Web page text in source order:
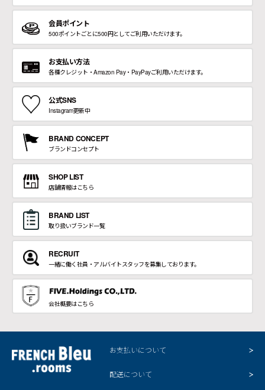
会員ポイント
500ポイントごとに500円としてご利用いただけます。
お支払い方法
各種クレジット・Amazon Pay・PayPayご利用いただけます。
公式SNS
Instagram更新中
BRAND CONCEPT
ブランドコンセプト
SHOP LIST
店舗情報はこちら
BRAND LIST
取り扱いブランド一覧
RECRUIT
一緒に働く社員・アルバイトスタッフを募集しております。
会社概要はこちら
お支払いについて
配送について